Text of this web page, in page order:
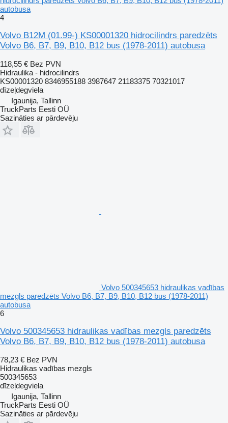
autobusa
4
Volvo B12M (01.99-) KS00001320 hidrocilindrs paredzēts
Volvo B6, B7, B9, B10, B12 bus (1978-2011) autobusa
118,55 € Bez PVN
Hidraulika - hidrocilindrs
KS00001320 8346955188 3987647 21183375 70321017
dīzeļdegviela
Igaunija, Tallinn
TruckParts Eesti OÜ
Sazināties ar pārdevēju
Volvo 500345653 hidraulikas vadības
mezgls paredzēts Volvo B6, B7, B9, B10, B12 bus (1978-2011)
autobusa
6
Volvo 500345653 hidraulikas vadības mezgls paredzēts
Volvo B6, B7, B9, B10, B12 bus (1978-2011) autobusa
78,23 € Bez PVN
Hidraulikas vadības mezgls
500345653
dīzeļdegviela
Igaunija, Tallinn
TruckParts Eesti OÜ
Sazināties ar pārdevēju